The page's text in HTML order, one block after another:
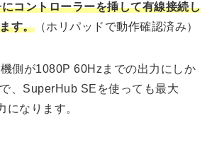
コントローラーを挿して有線接続し
す。（ホリパッドで動作確認済み）
側が1080P 60Hzまでの出力にしか
、SuperHub SEを使っても最大
なります。